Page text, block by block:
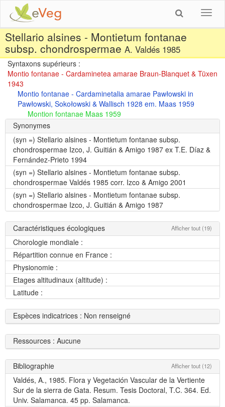
Stellario alsines - Montietum fontanae
subsp. chondrospermae A. Valdés 1985
Syntaxons supérieurs :
Montio fontanae - Cardaminetea amarae Braun-Blanquet & Tüxen
1943
Montio fontanae - Cardaminetalia amarae Pawłowski in
Pawłowski, Sokołowski & Wallisch 1928 em. Maas 1959
Montion fontanae Maas 1959
Synonymes
(syn =) Stellario alsines - Montietum fontanae subsp.
chondrospermae Izco, J. Guitián & Amigo 1987 ex T.E. Díaz &
Fernández-Prieto 1994
(syn =) Stellario alsines - Montietum fontanae subsp.
chondrospermae Valdés 1985 corr. Izco & Amigo 2001
(syn =) Stellario alsines - Montietum fontanae subsp.
chondrospermae Izco, J. Guitián & Amigo 1987
Caractéristiques écologiques Afficher tout (19)
Chorologie mondiale :
Répartition connue en France :
Physionomie :
Etages altitudinaux (altitude) :
Latitude :
Espèces indicatrices : Non renseigné
Ressources : Aucune
Bibliographie Afficher tout (12)
Valdés, A., 1985. Flora y Vegetación Vascular de la Vertiente
Sur de la sierra de Gata. Resum. Tesis Doctoral, T.C. 364. Ed.
Univ. Salamanca. 45 pp. Salamanca.